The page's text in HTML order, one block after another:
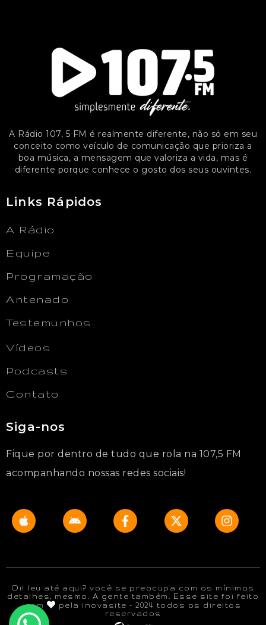
A Rádio 107, 5 FM é realmente diferente, não só em seu
conceito como veículo de comunicação que prioriza a
boa música, a mensagem que valoriza a vida, mas é
diferente porque conhece o gosto dos seus ouvintes.
Links Rápidos
A Rádio
Equipe
Programação
Antenado
Testemunhos
Vídeos
Podcasts
Contato
Siga-nos
Fique por dentro de tudo que rola na 107,5 FM
acompanhando nossas redes sociais!
Oi! leu até aqui? você se preocupa com os mínimos
detalhes, mesmo. A gente também. Esse site foi feito
com
pela inovasite - 2024 todos os direitos
reservados